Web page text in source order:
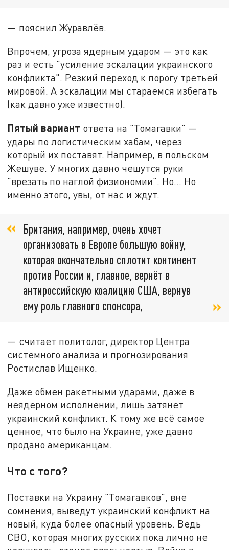
— пояснил Журавлёв.
Впрочем, угроза ядерным ударом — это как
раз и есть "усиление эскалации украинского
конфликта". Резкий переход к порогу третьей
мировой. А эскалации мы стараемся избегать
(как давно уже известно).
Пятый вариант ответа на "Томагавки" —
удары по логистическим хабам, через
который их поставят. Например, в польском
Жешуве. У многих давно чешутся руки
"врезать по наглой физиономии". Но... Но
именно этого, увы, от нас и ждут.
Британия, например, очень хочет
организовать в Европе большую войну,
которая окончательно сплотит континент
против России и, главное, вернёт в
антироссийскую коалицию США, вернув
ему роль главного спонсора,
— считает политолог, директор Центра
системного анализа и прогнозирования
Ростислав Ищенко.
Даже обмен ракетными ударами, даже в
неядерном исполнении, лишь затянет
украинский конфликт. К тому же всё самое
ценное, что было на Украине, уже давно
продано американцам.
Что с того?
Поставки на Украину "Томагавков", вне
сомнения, выведут украинский конфликт на
новый, куда более опасный уровень. Ведь
СВО, которая многих русских пока лично не